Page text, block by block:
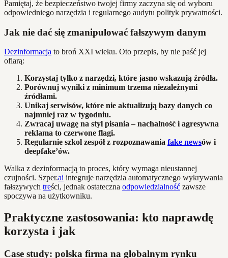
Pamiętaj, że bezpieczeństwo twojej firmy zaczyna się od wyboru
odpowiedniego narzędzia i regularnego audytu polityk prywatności.
Jak nie dać się zmanipulować fałszywym danym
Dezinformacja to broń XXI wieku. Oto przepis, by nie paść jej
ofiarą:
Korzystaj tylko z narzędzi, które jasno wskazują źródła.
Porównuj wyniki z minimum trzema niezależnymi
źródłami.
Unikaj serwisów, które nie aktualizują bazy danych co
najmniej raz w tygodniu.
Zwracaj uwagę na styl pisania – nachalność i agresywna
reklama to czerwone flagi.
Regularnie szkol zespół z rozpoznawania fake newsów i
deepfake’ów.
Walka z dezinformacją to proces, który wymaga nieustannej
czujności. Szper.ai integruje narzędzia automatycznego wykrywania
fałszywych treści, jednak ostateczna odpowiedzialność zawsze
spoczywa na użytkowniku.
Praktyczne zastosowania: kto naprawdę
korzysta i jak
Case study: polska firma na globalnym rynku